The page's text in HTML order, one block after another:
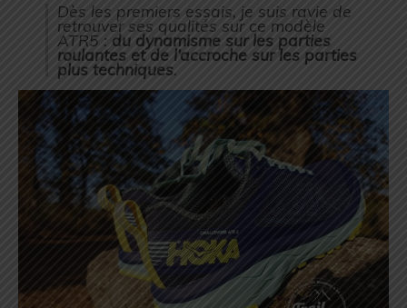
Dès les premiers essais, je suis ravie de
retrouver ses qualités sur ce modèle
ATR5 : du dynamisme sur les parties
roulantes et de l’accroche sur les parties
plus techniques.